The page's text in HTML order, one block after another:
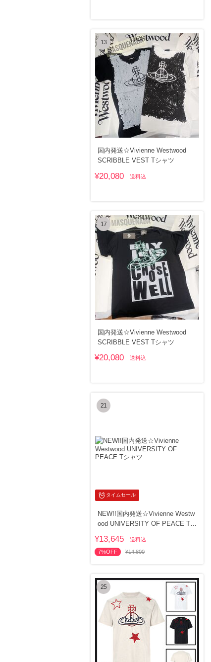
13
国内発送☆Vivienne Westwood
SCRIBBLE VEST Tシャツ
¥20,080 送料込
17
国内発送☆Vivienne Westwood
SCRIBBLE VEST Tシャツ
¥20,080 送料込
タイムセール
21
NEW!!国内発送☆Vivienne Westw
ood UNIVERSITY OF PEACE Tシ
¥13,645 送料込
7%OFF ¥14,800
25